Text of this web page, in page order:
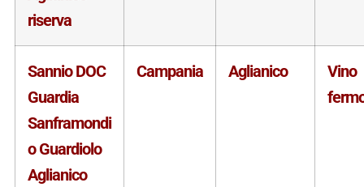
riserva
Sannio DOC
Guardia
Sanframondi
o Guardiolo
Aglianico
Campania Aglianico
Vino